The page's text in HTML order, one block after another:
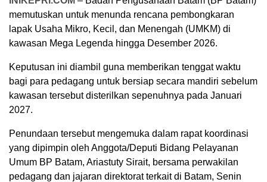
memutuskan untuk menunda rencana pembongkaran
lapak Usaha Mikro, Kecil, dan Menengah (UMKM) di
kawasan Mega Legenda hingga Desember 2026.
Keputusan ini diambil guna memberikan tenggat waktu
bagi para pedagang untuk bersiap secara mandiri sebelum
kawasan tersebut disterilkan sepenuhnya pada Januari
2027.
Penundaan tersebut mengemuka dalam rapat koordinasi
yang dipimpin oleh Anggota/Deputi Bidang Pelayanan
Umum BP Batam, Ariastuty Sirait, bersama perwakilan
pedagang dan jajaran direktorat terkait di Batam, Senin